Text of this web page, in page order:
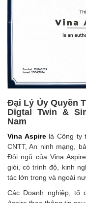
Đại Lý Ủy Quyền
Digtal Twin &
Nam
Vina Aspirelà Công ty
CNTT, An ninh mạng,
Đội ngũ của Vina
giỏi, có trình độ, kinh
tác lớn trong và ngoài
Các Doanh nghiệp, tổ